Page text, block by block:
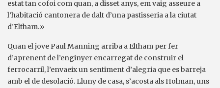
estat tan cofoi com quan, a disset anys, em vaig asseure a
l’habitació cantonera de dalt d’una pastisseria a la ciutat
d’Eltham.»
Quan el jove Paul Manning arriba a Eltham per fer
d’aprenent de l’enginyer encarregat de construir el
ferrocarril, l’envaeix un sentiment d’alegria que es barreja
amb el de desolació. Lluny de casa, s’acosta als Holman, uns